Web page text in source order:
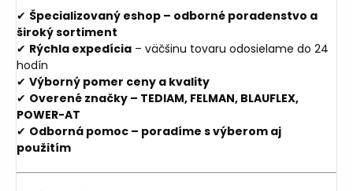
✔ Špecializovaný eshop – odborné poradenstvo a
široký sortiment
✔ Rýchla expedícia – väčšinu tovaru odosielame do 24
hodín
✔ Výborný pomer ceny a kvality
✔ Overené značky – TEDIAM, FELMAN, BLAUFLEX,
POWER-AT
✔ Odborná pomoc – poradíme s výberom aj
použitím